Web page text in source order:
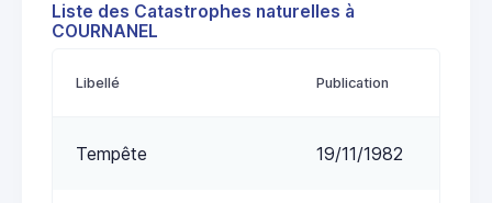
Liste des Catastrophes naturelles à
COURNANEL
Libellé Publication
Tempête 19/11/1982